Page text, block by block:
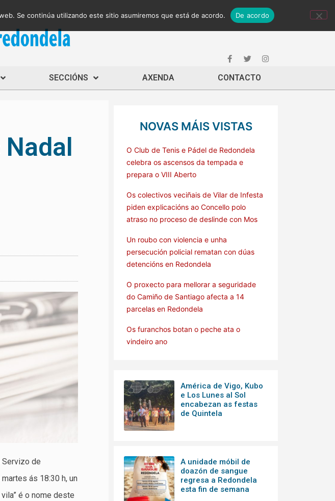
SECCIÓNS AXENDA CONTACTO
Servizo de
ás 18:30 h, un
é o nome deste
NOVAS MÁIS VISTAS
O Club de Tenis e Pádel de Redondela
celebra os ascensos da tempada e
prepara o VIII Aberto
Os colectivos veciñais de Vilar de Infesta
piden explicacións ao Concello polo
atraso no proceso de deslinde con Mos
Un roubo con violencia e unha
persecución policial rematan con dúas
detencións en Redondela
O proxecto para mellorar a seguridade
do Camiño de Santiago afecta a 14
parcelas en Redondela
Os furanchos botan o peche ata o
vindeiro ano
América de Vigo, Kubo
e Los Lunes al Sol
encabezan as festas
de Quintela
A unidade móbil de
doazón de sangue
regresa a Redondela
esta fin de semana
Se continúa utilizando este sitio asumiremos que está de acordo. De acordo